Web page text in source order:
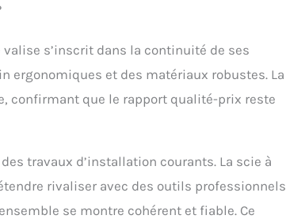
s’inscrit dans la continuité de ses
ergonomiques et des matériaux robustes. La
confirmant que le rapport qualité-prix reste
travaux d’installation courants. La scie à
rivaliser avec des outils professionnels
se montre cohérent et fiable. Ce